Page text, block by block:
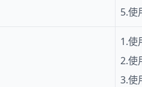
5.使
1.使
2.使
3.使